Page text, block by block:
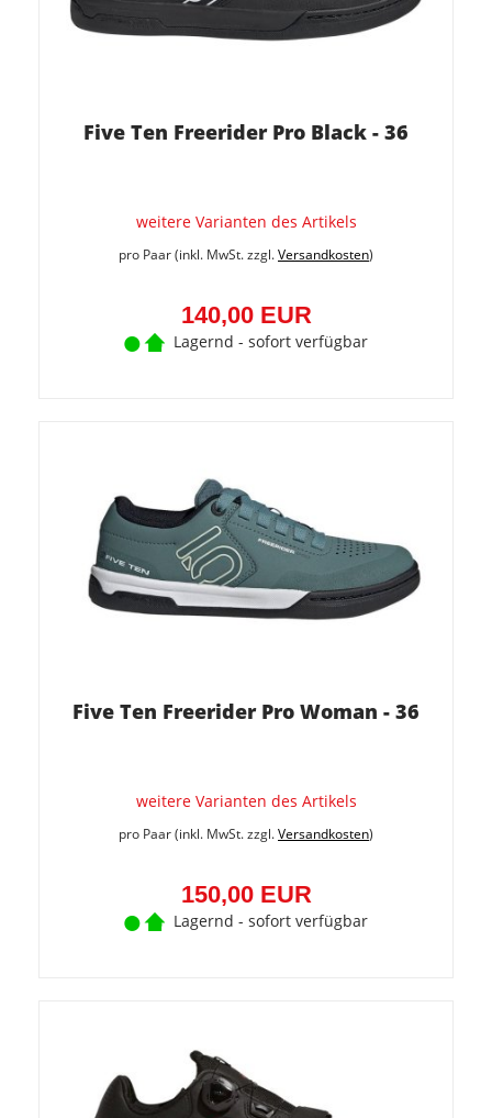
Five Ten Freerider Pro Black - 36
weitere Varianten des Artikels
pro Paar (inkl. MwSt. zzgl.Versandkosten)
140,00 EUR
Lagernd - sofort verfügbar
Five Ten Freerider Pro Woman - 36
weitere Varianten des Artikels
pro Paar (inkl. MwSt. zzgl.Versandkosten)
150,00 EUR
Lagernd - sofort verfügbar